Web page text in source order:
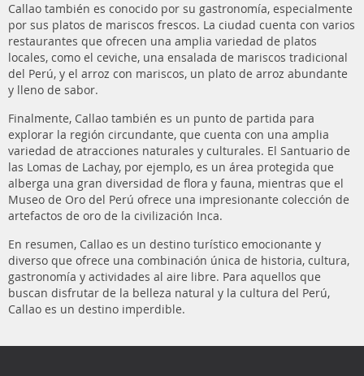
Callao también es conocido por su gastronomía, especialmente
por sus platos de mariscos frescos. La ciudad cuenta con varios
restaurantes que ofrecen una amplia variedad de platos
locales, como el ceviche, una ensalada de mariscos tradicional
del Perú, y el arroz con mariscos, un plato de arroz abundante
y lleno de sabor.
Finalmente, Callao también es un punto de partida para
explorar la región circundante, que cuenta con una amplia
variedad de atracciones naturales y culturales. El Santuario de
las Lomas de Lachay, por ejemplo, es un área protegida que
alberga una gran diversidad de flora y fauna, mientras que el
Museo de Oro del Perú ofrece una impresionante colección de
artefactos de oro de la civilización Inca.
En resumen, Callao es un destino turístico emocionante y
diverso que ofrece una combinación única de historia, cultura,
gastronomía y actividades al aire libre. Para aquellos que
buscan disfrutar de la belleza natural y la cultura del Perú,
Callao es un destino imperdible.